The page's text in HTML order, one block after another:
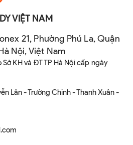
VIỆT NAM
21, Phường Phú La, Quận
Nội, Việt Nam
KH và ĐT TP Hà Nội cấp ngày
Lân - Trường Chinh - Thanh Xuân -